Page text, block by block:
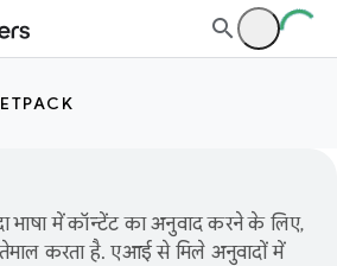
में कॉन्टेंट का अनुवाद करने के लिए,
करता है. एआई से मिले अनुवादों में